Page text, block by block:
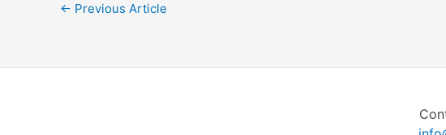
← Previous Article